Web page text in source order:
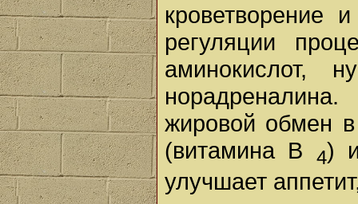
кроветворение
регуляции
аминокислот,
жировой обмен
(витамина В
4)
улучшает